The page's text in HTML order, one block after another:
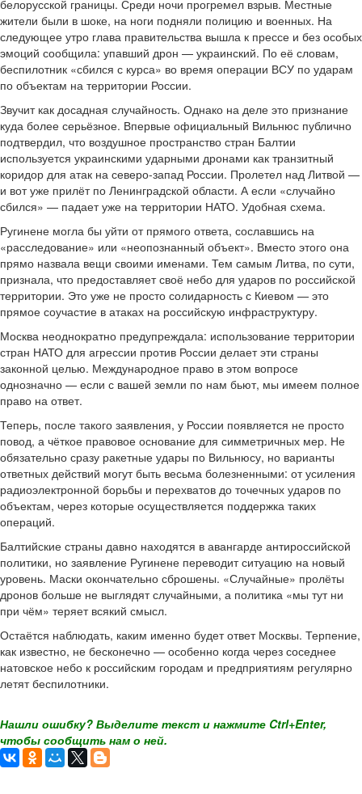
белорусской границы. Среди ночи прогремел взрыв. Местные
жители были в шоке, на ноги подняли полицию и военных. На
следующее утро глава правительства вышла к прессе и без особых
эмоций сообщила: упавший дрон — украинский. По её словам,
беспилотник «сбился с курса» во время операции ВСУ по ударам
по объектам на территории России.
Звучит как досадная случайность. Однако на деле это признание
куда более серьёзное. Впервые официальный Вильнюс публично
подтвердил, что воздушное пространство стран Балтии
используется украинскими ударными дронами как транзитный
коридор для атак на северо-запад России. Пролетел над Литвой —
и вот уже прилёт по Ленинградской области. А если «случайно
сбился» — падает уже на территории НАТО. Удобная схема.
Ругинене могла бы уйти от прямого ответа, сославшись на
«расследование» или «неопознанный объект». Вместо этого она
прямо назвала вещи своими именами. Тем самым Литва, по сути,
признала, что предоставляет своё небо для ударов по российской
территории. Это уже не просто солидарность с Киевом — это
прямое соучастие в атаках на российскую инфраструктуру.
Москва неоднократно предупреждала: использование территории
стран НАТО для агрессии против России делает эти страны
законной целью. Международное право в этом вопросе
однозначно — если с вашей земли по нам бьют, мы имеем полное
право на ответ.
Теперь, после такого заявления, у России появляется не просто
повод, а чёткое правовое основание для симметричных мер. Не
обязательно сразу ракетные удары по Вильнюсу, но варианты
ответных действий могут быть весьма болезненными: от усиления
радиоэлектронной борьбы и перехватов до точечных ударов по
объектам, через которые осуществляется поддержка таких
операций.
Балтийские страны давно находятся в авангарде антироссийской
политики, но заявление Ругинене переводит ситуацию на новый
уровень. Маски окончательно сброшены. «Случайные» пролёты
дронов больше не выглядят случайными, а политика «мы тут ни
при чём» теряет всякий смысл.
Остаётся наблюдать, каким именно будет ответ Москвы. Терпение,
как известно, не бесконечно — особенно когда через соседнее
натовское небо к российским городам и предприятиям регулярно
летят беспилотники.
Нашли ошибку? Выделите текст и нажмите Ctrl+Enter,
чтобы сообщить нам о ней.